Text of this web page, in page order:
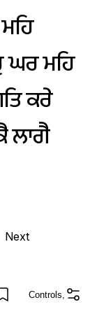
ਘਰਮਹਿ
ਕਰੇ
ਲਾਗੈ
Next
Controls